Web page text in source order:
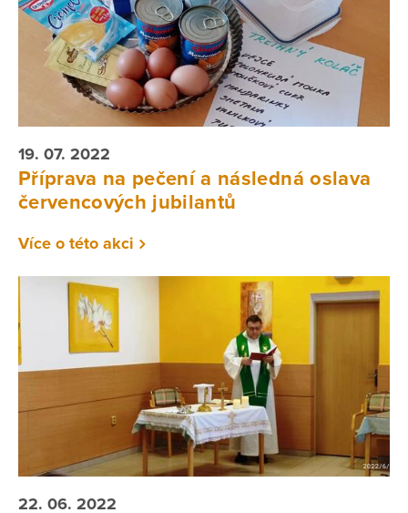
19. 07. 2022
Příprava na pečení a následná oslava
červencových jubilantů
Více o této akci
22. 06. 2022